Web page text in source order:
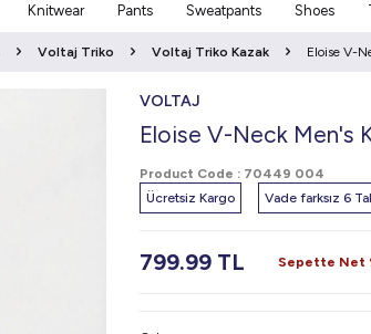
Knitwear Pants Sweatpants Shoes
Voltaj Triko Voltaj Triko Kazak Eloise V-
VOLTAJ
Eloise V-Neck Men's
Product Code : 70449 004
Ücretsiz Kargo
Vade farksız 6
799.99 TL Sepette Net